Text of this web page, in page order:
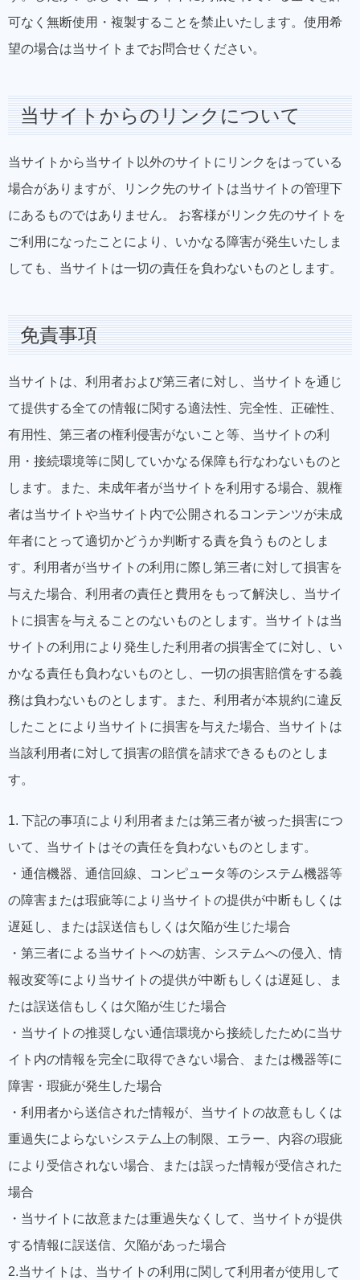
可なく無断使用・複製することを禁止いたします。使用希
望の場合は当サイトまでお問合せください。
当サイトからのリンクについて
当サイトから当サイト以外のサイトにリンクをはっている
場合がありますが、リンク先のサイトは当サイトの管理下
にあるものではありません。 お客様がリンク先のサイトを
ご利用になったことにより、いかなる障害が発生いたしま
しても、当サイトは一切の責任を負わないものとします。
免責事項
当サイトは、利用者および第三者に対し、当サイトを通じ
て提供する全ての情報に関する適法性、完全性、正確性、
有用性、第三者の権利侵害がないこと等、当サイトの利
用・接続環境等に関していかなる保障も行なわないものと
します。また、未成年者が当サイトを利用する場合、親権
者は当サイトや当サイト内で公開されるコンテンツが未成
年者にとって適切かどうか判断する責を負うものとしま
す。利用者が当サイトの利用に際し第三者に対して損害を
与えた場合、利用者の責任と費用をもって解決し、当サイ
トに損害を与えることのないものとします。当サイトは当
サイトの利用により発生した利用者の損害全てに対し、い
かなる責任も負わないものとし、一切の損害賠償をする義
務は負わないものとします。また、利用者が本規約に違反
したことにより当サイトに損害を与えた場合、当サイトは
当該利用者に対して損害の賠償を請求できるものとしま
す。
1. 下記の事項により利用者または第三者が被った損害につ
いて、当サイトはその責任を負わないものとします。
・通信機器、通信回線、コンピュータ等のシステム機器等
の障害または瑕疵等により当サイトの提供が中断もしくは
遅延し、または誤送信もしくは欠陥が生じた場合
・第三者による当サイトへの妨害、システムへの侵入、情
報改変等により当サイトの提供が中断もしくは遅延し、ま
たは誤送信もしくは欠陥が生じた場合
・当サイトの推奨しない通信環境から接続したために当サ
イト内の情報を完全に取得できない場合、または機器等に
障害・瑕疵が発生した場合
・利用者から送信された情報が、当サイトの故意もしくは
重過失によらないシステム上の制限、エラー、内容の瑕疵
により受信されない場合、または誤った情報が受信された
場合
・当サイトに故意または重過失なくして、当サイトが提供
する情報に誤送信、欠陥があった場合
2.当サイトは、当サイトの利用に関して利用者が使用して